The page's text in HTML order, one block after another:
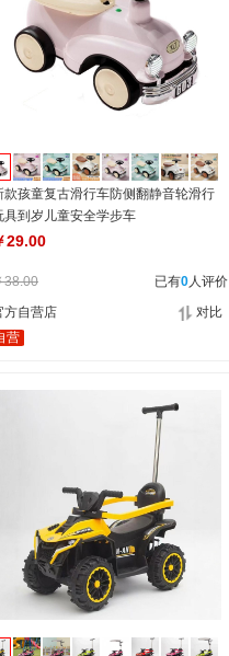
款孩童复古滑行车防侧翻静音轮滑行
具到岁儿童安全学步车
29.00
38.00 已有0人评价
方自营店
对比
营